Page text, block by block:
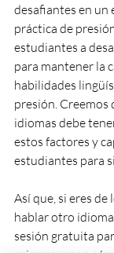
desafiantes en un
práctica de
estudiantes a
para mantener la
habilidades
presión. Creemos
idiomas debe
estos factores y
estudiantes para
Así que, si eres de
hablar otro
sesión gratuita